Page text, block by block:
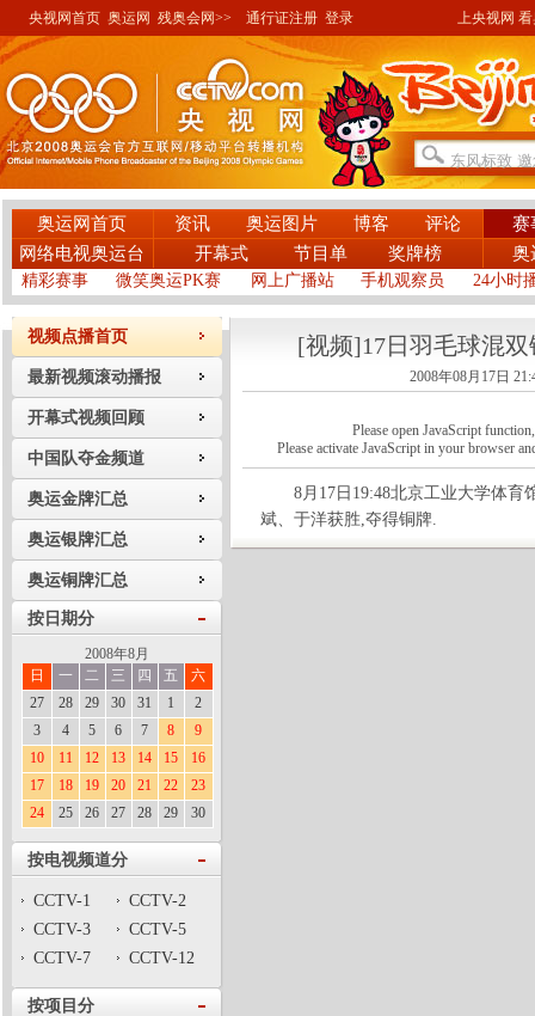
央视网首页 奥运网 残奥会网>> 通行证注册 登录 上央视网 看奥
奥运网首页 资讯 奥运图片 博客 评论
赛
网络电视奥运台
开幕式 节目单 奖牌榜 奥
精彩赛事 微笑奥运PK赛 网上广播站 手机观察员 24小时
视频点播首页
最新视频滚动播报
开幕式视频回顾
中国队夺金频道
奥运金牌汇总
奥运银牌汇总
奥运铜牌汇总
按日期分
2008年8月
日
一 二 三 四 五
六
27
28 29 30 31 1
2
3
4 5 6 7 8
9
10
11 12 13 14 15
16
17
18 19 20 21 22
23
24
25 26 27 28 29 30
按电视频道分
CCTV-1
CCTV-2
CCTV-3
CCTV-5
CCTV-7
CCTV-12
按项目分
[视频]17日羽毛球混
2008年08月17日
Please open JavaScript
Please activate JavaScript in your browser
8月17日19:48北京工业大学体育
斌、于洋获胜,夺得铜牌.